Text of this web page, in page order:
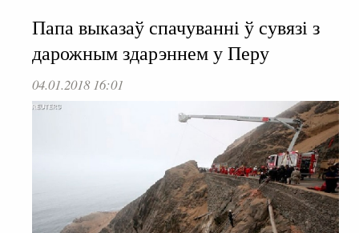
Папа выказаў спачуванні ў сувязі з
дарожным здарэннем у Перу
04.01.2018 16:01